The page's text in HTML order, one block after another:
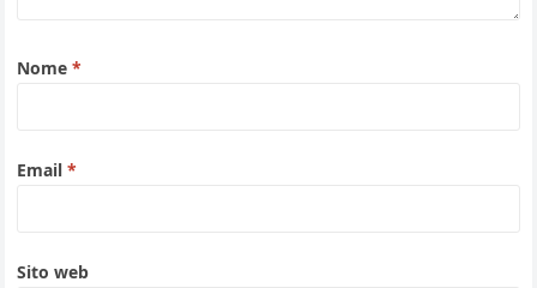
Nome*
Email*
Sito web